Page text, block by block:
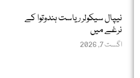
نیپال سیکولر ریاست ہندوتوا کے
نرغے میں
اگست 7, 2026